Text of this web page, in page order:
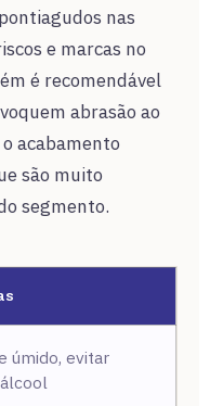
nas
e marcas no
é recomendável
abrasão ao
acabamento
são muito
segmento.
úmido, evitar